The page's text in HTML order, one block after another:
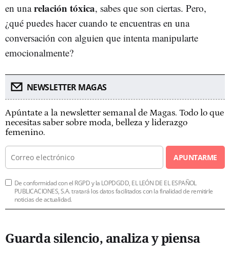
en unarelación tóxica, sabes que son ciertas. Pero,
¿qué puedes hacer cuando te encuentras en una
conversación con alguien que intenta manipularte
emocionalmente?
NEWSLETTER MAGAS
Apúntate a la newsletter semanal de Magas. Todo lo que
necesitas saber sobre moda, belleza y liderazgo
femenino.
APUNTARME
De conformidad con el RGPD y la LOPDGDD, EL LEÓN DE EL ESPAÑOL
PUBLICACIONES, S.A. tratará los datos facilitados con la finalidad de remitirle
noticias de actualidad.
Guarda silencio, analiza y piensa